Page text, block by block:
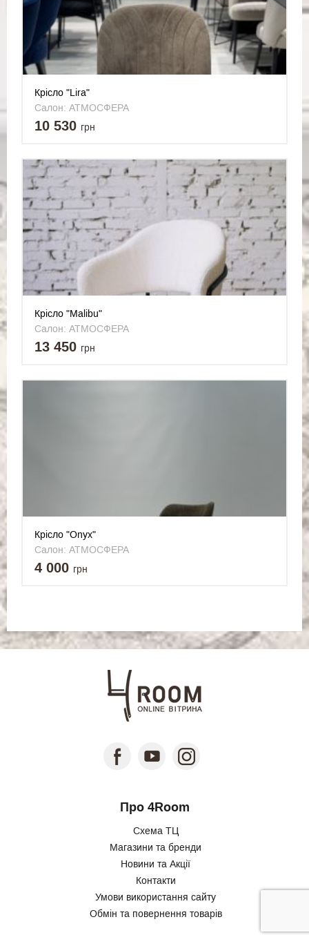
Крісло "Lira"
Салон: АТМОСФЕРА
10 530 грн
Крісло "Malibu"
Салон: АТМОСФЕРА
13 450 грн
Крісло "Onyx"
Салон: АТМОСФЕРА
4 000 грн
Про 4Room
Схема ТЦ
Магазини та бренди
Новини та Акції
Контакти
Умови використання сайту
Обмін та повернення товарів